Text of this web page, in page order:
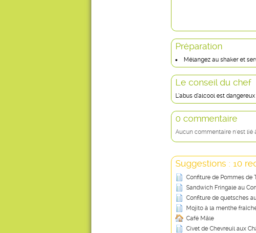
Préparation
Mélangez au shaker et
Le conseil du chef
L’abus d’alcool est
0 commentaire
Aucun commentaire n'est lié
Suggestions : 10
Confiture de Pommes de
Sandwich Fringale au
Confiture de quetsches
Mojito à la menthe
Café Mâle
Civet de Chevreuil aux